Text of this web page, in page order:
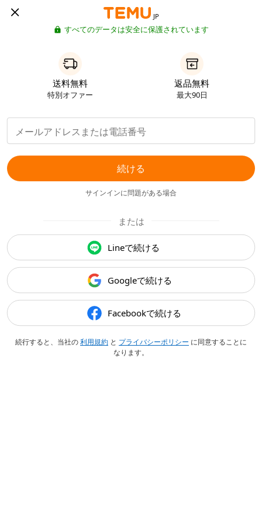
JP
すべてのデータは安全に保護されています
送料無料
特別オファー
返品無料
最大90日
続ける
サインインに問題がある場合
または
Lineで続ける
Googleで続ける
Facebookで続ける
続行すると、当社の利用規約 と プライバシーポリシー に同意することに
なります。